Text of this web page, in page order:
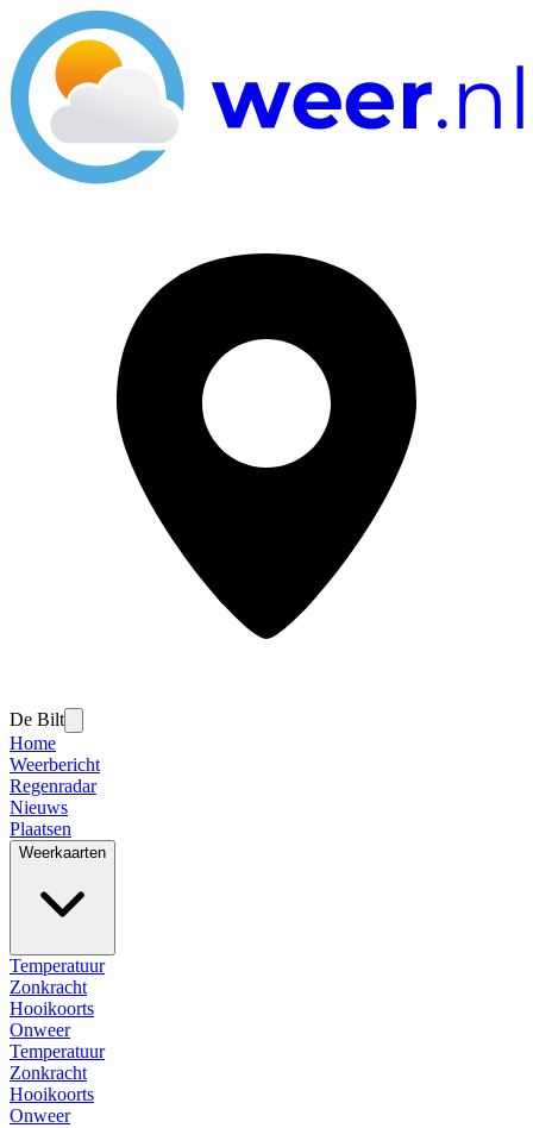
De Bilt
Home
Weerbericht
Regenradar
Nieuws
Plaatsen
Weerkaarten
Temperatuur
Zonkracht
Hooikoorts
Onweer
Temperatuur
Zonkracht
Hooikoorts
Onweer